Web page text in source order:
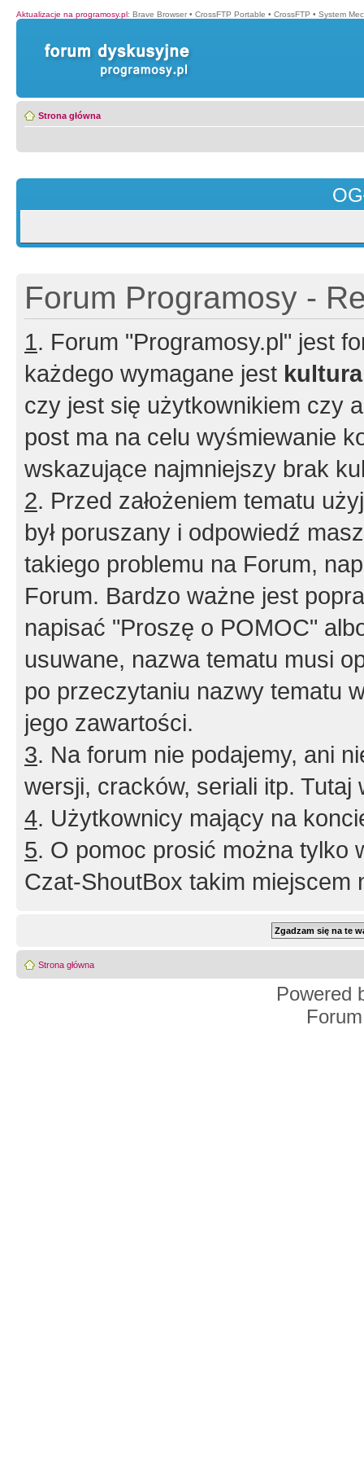
Aktualizacje na programosy.pl: Brave Browser • CrossFTP Portable • CrossFTP • System
Strona główna
Forum Programosy -
1. Forum "Programosy.pl" jest
każdego wymagane jest
czy jest się użytkownikiem czy
post ma na celu wyśmiewanie
wskazujące najmniejszy brak
2. Przed założeniem tematu
był poruszany i odpowiedź
takiego problemu na Forum,
Forum. Bardzo ważne jest
napisać "Proszę o POMOC"
usuwane, nazwa tematu musi
po przeczytaniu nazwy tematu
jego zawartości.
3. Na forum nie podajemy, ani
wersji, cracków, seriali itp. Tutaj
4. Użytkownicy mający na
5. O pomoc prosić można tylko
Czat-ShoutBox takim miejscem
Strona główna
Powered